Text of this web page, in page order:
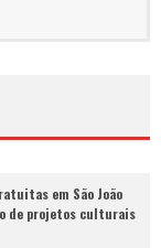
em São João
de projetos culturais